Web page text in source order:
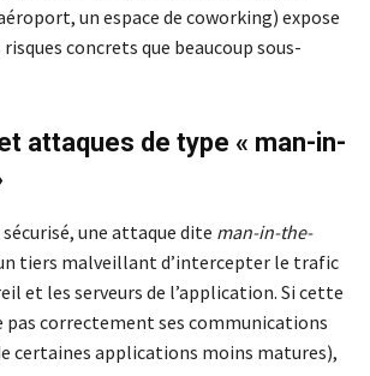
un espace de coworking) expose
risques concrets que beaucoup sous-
attaques de type « man-in-
une attaque dite man-in-the-
tiers malveillant d’intercepter le trafic
et les serveurs de l’application. Si cette
pas correctement ses communications
certaines applications moins matures),